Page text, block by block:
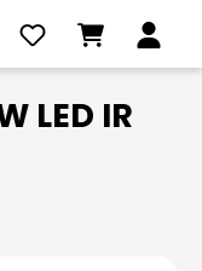
LED IR